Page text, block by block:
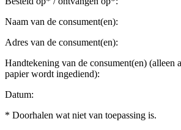
Naam van de consument(en):
Adres van de consument(en):
Handtekening van de consument(en) (alleen
papier wordt ingediend):
Datum:
* Doorhalen wat niet van toepassing is.